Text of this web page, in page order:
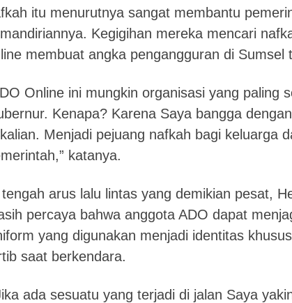
itu menurutnya sangat membantu
Kegigihan mereka mencari
membuat angka pengangguran di Sumsel
Online ini mungkin organisasi yang paling
Kenapa? Karena Saya bangga
Menjadi pejuang nafkah bagi keluarga
katanya.
tengah arus lalu lintas yang demikian pesat,
percaya bahwa anggota ADO dapat
yang digunakan menjadi identitas
saat berkendara.
ada sesuatu yang terjadi di jalan Saya